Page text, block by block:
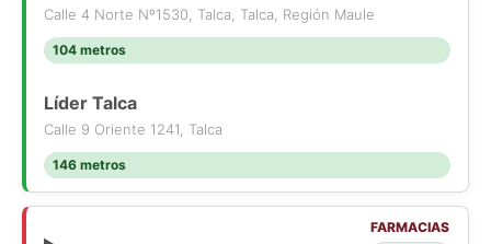
Calle 4 Norte Nº1530, Talca, Talca, Región Maule
104 metros
Líder Talca
Calle 9 Oriente 1241, Talca
146 metros
FARMACIAS